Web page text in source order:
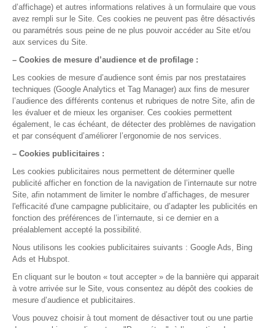
La gestion médicale,
version smart !
Pour qui
Médecin spécialiste
Paramédicaux
Maisons de santé
Centre de santé
Fournisseurs
Nos solutions
Fonctionnalités
Application mobile
A propos
Notre société
Nos agréments